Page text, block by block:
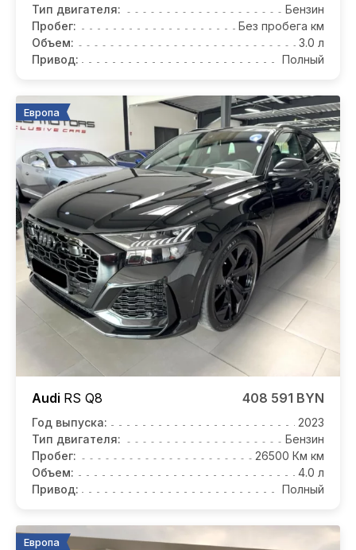
Тип двигателя:
Бензин
Пробег:
Без пробега км
Объем:
3.0 л
Привод:
Полный
Европа
Audi RS Q8 408 591 BYN
Год выпуска:
2023
Тип двигателя:
Бензин
Пробег:
26500 Км км
Объем:
4.0 л
Привод:
Полный
Европа